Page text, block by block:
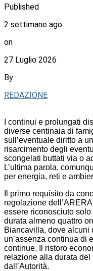
Published
2 settimane ago
on
27 Luglio 2026
By
REDAZIONE
I continui e prolungati
diverse centinaia di
sull’eventuale diritto a
risarcimento degli
scongelati buttati via o
L’ultima parola,
per energia, reti e
Il primo requisito da
regolazione
essere riconosciuto
durata almeno quattro
Biancavilla, dove alcuni
un’assenza continua di
continue. Il ristoro
relazione alla durata
dall’Autorità.